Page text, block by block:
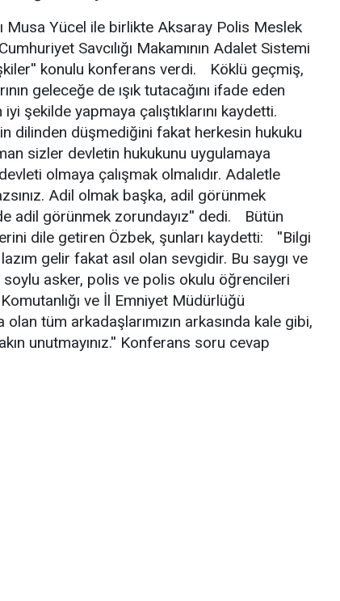
Musa Yücel ile birlikte Aksaray Polis Meslek
Savcılığı Makamının Adalet Sistemi
konulu konferans verdi. Köklü geçmiş,
geleceğe de ışık tutacağını ifade eden
şekilde yapmaya çalıştıklarını kaydetti.
dilinden düşmediğini fakat herkesin hukuku
sizler devletin hukukunu uygulamaya
olmaya çalışmak olmalıdır. Adaletle
Adil olmak başka, adil görünmek
adil görünmek zorundayız'' dedi. Bütün
dile getiren Özbek, şunları kaydetti: ''Bilgi
gelir fakat asıl olan sevgidir. Bu saygı ve
asker, polis ve polis okulu öğrencileri
ve İl Emniyet Müdürlüğü
tüm arkadaşlarımızın arkasında kale gibi,
unutmayınız.'' Konferans soru cevap